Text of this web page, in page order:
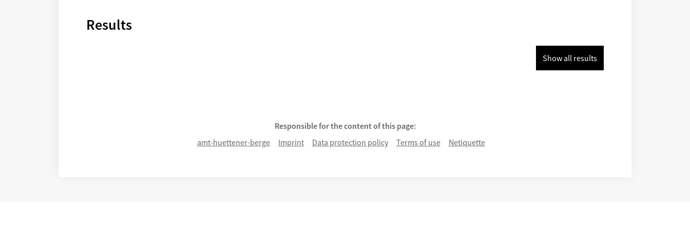
Results
Show all results
Responsible for the content of this page:
amt-huettener-berge
Imprint Data protection policy Terms of use Netiquette